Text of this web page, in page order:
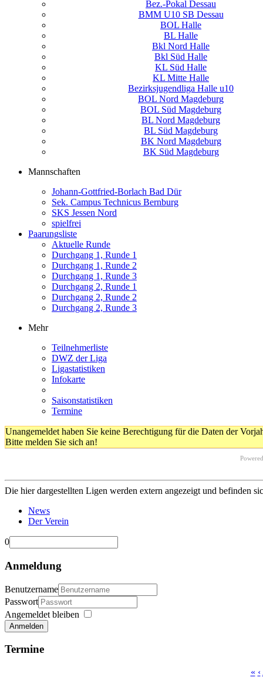
Bez.-Pokal Dessau
BMM U10 SB Dessau
BOL Halle
BL Halle
Bkl Nord Halle
Bkl Süd Halle
KL Süd Halle
KL Mitte Halle
Bezirksjugendliga Halle u10
BOL Nord Magdeburg
BOL Süd Magdeburg
BL Nord Magdeburg
BL Süd Magdeburg
BK Nord Magdeburg
BK Süd Magdeburg
Mannschaften
Johann-Gottfried-Borlach Bad Dür
Sek. Campus Technicus Bernburg
SKS Jessen Nord
spielfrei
Paarungsliste
Aktuelle Runde
Durchgang 1, Runde 1
Durchgang 1, Runde 2
Durchgang 1, Runde 3
Durchgang 2, Runde 1
Durchgang 2, Runde 2
Durchgang 2, Runde 3
Mehr
Teilnehmerliste
DWZ der Liga
Ligastatistiken
Infokarte
Saisonstatistiken
Termine
Unangemeldet haben Sie keine Berechtigung für die Daten der
Bitte melden Sie sich an!
Die hier dargestellten Ligen werden extern angezeigt und befinden
News
Der Verein
0
Anmeldung
Benutzername
Passwort
Angemeldet bleiben
Anmelden
Termine
« ‹